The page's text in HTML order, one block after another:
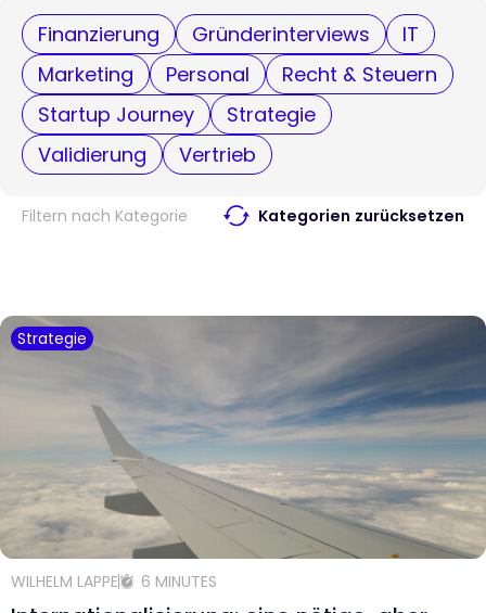
Finanzierung Gründerinterviews
IT
Marketing
Personal
Recht & Steuern
Startup Journey
Strategie
Validierung
Vertrieb
Filtern nach Kategorie Kategorien zurücksetzen
Strategie
WILHELM LAPPE 6 MINUTES